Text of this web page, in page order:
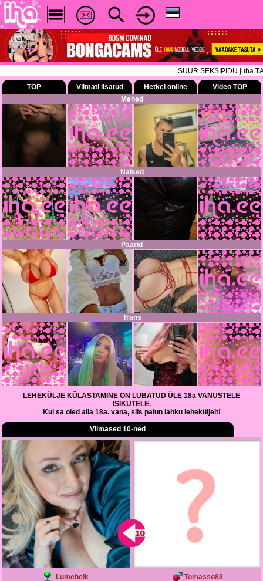
SUUR SEKSIPIDU juba
TOP
Viimati lisatud Hetkel online
Video TOP
Mehed
Naised
Paarid
Trans
LEHEKÜLJE KÜLASTAMINE ON LUBATUD ÜLE 18a VANUSTELE
ISIKUTELE.
Kui sa oled alla 18a. vana, siis palun lahku leheküljelt!
Viimased 10-ned
Lumehelk
Tomasso88